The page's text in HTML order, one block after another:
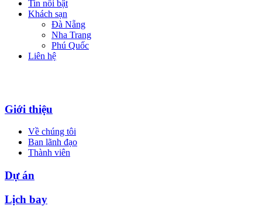
Tin nổi bật
Khách sạn
Đà Nẵng
Nha Trang
Phú Quốc
Liên hệ
Giới thiệu
Về chúng tôi
Ban lãnh đạo
Thành viên
Dự án
Lịch bay